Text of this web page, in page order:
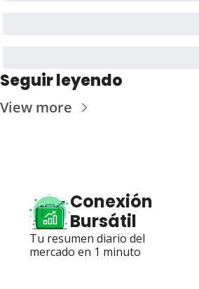
Seguir leyendo
View more
Conexión
Bursátil
Tu resumen diario del
mercado en 1 minuto